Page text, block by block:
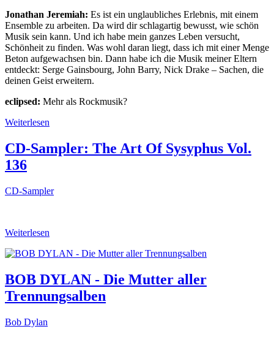
Jonathan Jeremiah: Es ist ein unglaubliches Erlebnis, mit einem
Ensemble zu arbeiten. Da wird dir schlagartig bewusst, wie schön
Musik sein kann. Und ich habe mein ganzes Leben versucht,
Schönheit zu finden. Was wohl daran liegt, dass ich mit einer Menge
Beton aufgewachsen bin. Dann habe ich die Musik meiner Eltern
entdeckt: Serge Gainsbourg, John Barry, Nick Drake – Sachen, die
deinen Geist erweitern.
eclipsed: Mehr als Rockmusik?
Weiterlesen
CD-Sampler: The Art Of Sysyphus Vol.
136
CD-Sampler
Weiterlesen
BOB DYLAN - Die Mutter aller
Trennungsalben
Bob Dylan